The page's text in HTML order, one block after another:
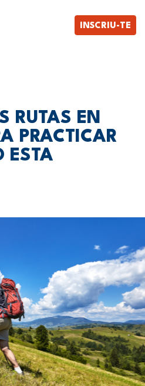
INSCRIU-TE
RUTAS EN
PRACTICAR
ESTA